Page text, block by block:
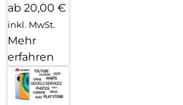
ab 20,00 €
inkl. MwSt.
Mehr
erfahren